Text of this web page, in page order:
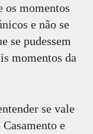
os momentos
e não se
se pudessem
momentos da
se vale
e